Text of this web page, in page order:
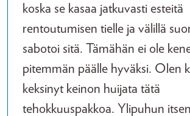
koska se kasaa jatkuvasti esteitä
rentoutumisen tielle ja välillä
sabotoi sitä. Tämähän ei ole
pitemmän päälle hyväksi. Olen
keksinyt keinon huijata tätä
tehokkuuspakkoa. Ylipuhun